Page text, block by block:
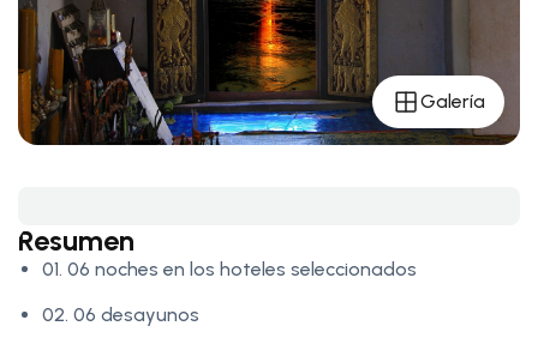
Galería
Resumen
01. 06 noches en los hoteles seleccionados
02. 06 desayunos